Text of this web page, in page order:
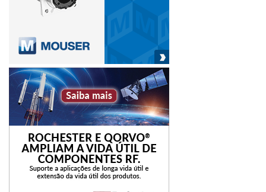
fundo conta com mais de 860 operações de
milhões, alavancando quase R$ 2 bilhões em
investimentos. Neste ano, o aporte será direcionado
prioritariamente para investimentos em Saneamento e
recuperação de Resíduos Sólidos. O objetivo é melhorar a
qualidade de vida da população, com foco em urbanização,
meio ambiente e condições sanitárias.